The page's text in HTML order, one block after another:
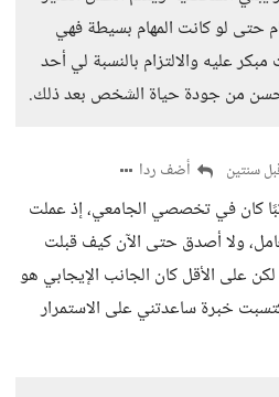
حتى لو كانت المهام بسيطة فهي
عليه والالتزام بالنسبة لي أحد
من جودة حياة الشخص بعد ذلك.
سنتين أضف ردا
كان في تخصصي الجامعي، إذ عملت
ولا أصدق حتى الآن كيف قبلت
لكن على الأقل كان الجانب الإيجابي هو
خبرة ساعدتني على الاستمرار